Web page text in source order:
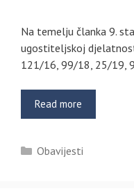
Na temelju članka 9.
ugostiteljskoj
121/16, 99/18, 25/19,
Read more
Kategorije
Obavijesti